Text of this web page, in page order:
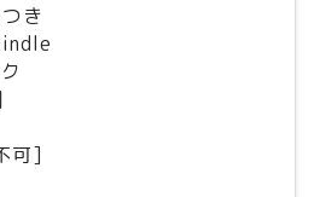
き
可]